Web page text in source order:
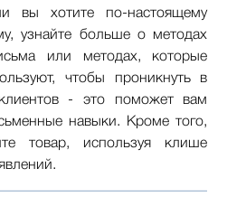
вы хотите по-настоящему
узнайте больше о методах
или методах, которые
чтобы проникнуть в
- это поможет вам
навыки. Кроме того,
товар, используя клише